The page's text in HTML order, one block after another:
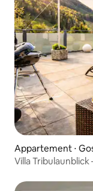
Appartement ⋅
Villa